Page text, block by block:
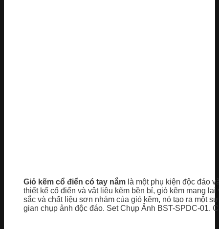
Giỏ kẽm cổ điển có tay nắm là một phụ kiện độc đáo
thiết kế cổ điển và vật liệu kẽm bền bỉ, giỏ kẽm mang
sắc và chất liệu sơn nhám của giỏ kẽm, nó tạo ra một
gian chụp ảnh độc đáo. Set Chụp Ảnh BST-SPDC-01.